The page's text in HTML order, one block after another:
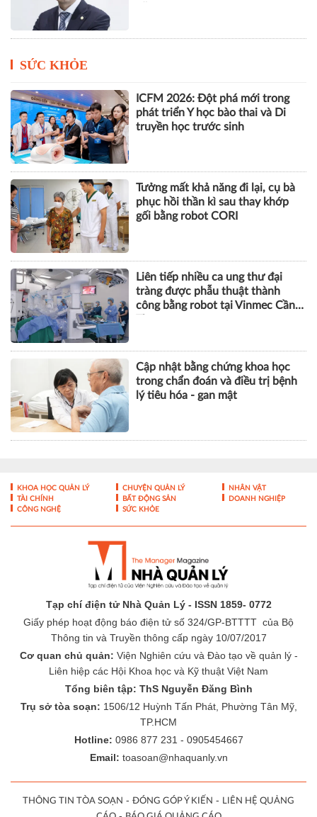
SỨC KHỎE
ICFM 2026: Đột phá mới trong
phát triển Y học bào thai và Di
truyền học trước sinh
Tưởng mất khả năng đi lại, cụ bà
phục hồi thần kì sau thay khớp
gối bằng robot CORI
Liên tiếp nhiều ca ung thư đại
tràng được phẫu thuật thành
công bằng robot tại Vinmec Cần
Cập nhật bằng chứng khoa học
trong chẩn đoán và điều trị bệnh
lý tiêu hóa - gan mật
KHOA HỌC QUẢN LÝ CHUYỆN QUẢN LÝ
NHÂN VẬT
TÀI CHÍNH
BẤT ĐỘNG SẢN
DOANH NGHIỆP
CÔNG NGHỆ
SỨC KHỎE
Tạp chí điện tử Nhà Quản Lý - ISSN 1859- 0772
Giấy phép hoạt động báo điện tử số 324/GP-BTTTT của Bộ
Thông tin và Truyền thông cấp ngày 10/07/2017
Cơ quan chủ quản: Viện Nghiên cứu và Đào tạo về quản lý -
Liên hiệp các Hội Khoa học và Kỹ thuật Việt Nam
Tổng biên tập: ThS Nguyễn Đăng Bình
Trụ sở tòa soạn: 1506/12 Huỳnh Tấn Phát, Phường Tân Mỹ,
TP.HCM
Hotline: 0986 877 231 - 0905454667
Email: toasoan@nhaquanly.vn
THÔNG TIN TÒA SOẠN - ĐÓNG GÓP Ý KIẾN - LIÊN HỆ QUẢNG